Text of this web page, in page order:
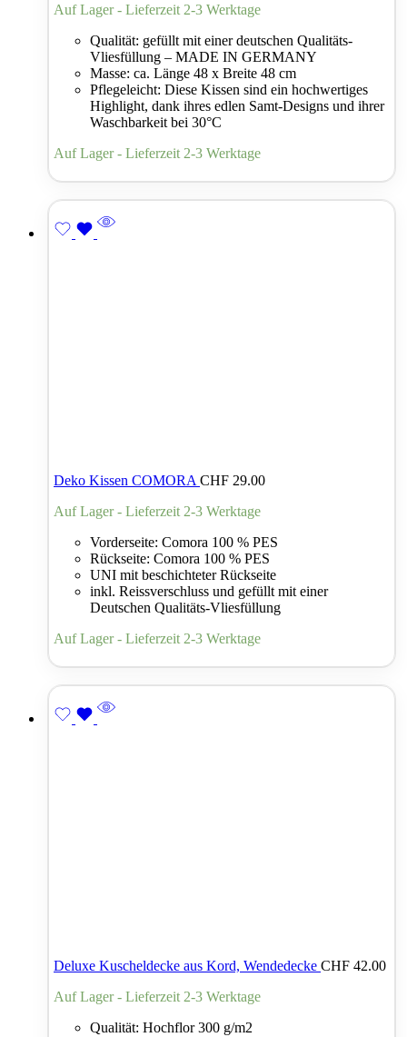
Auf Lager - Lieferzeit 2-3 Werktage
Qualität: gefüllt mit einer deutschen Qualitäts-
Vliesfüllung – MADE IN GERMANY
Masse: ca. Länge 48 x Breite 48 cm
Pflegeleicht: Diese Kissen sind ein hochwertiges
Highlight, dank ihres edlen Samt-Designs und ihrer
Waschbarkeit bei 30°C
Auf Lager - Lieferzeit 2-3 Werktage
Deko Kissen COMORA CHF 29.00
Auf Lager - Lieferzeit 2-3 Werktage
Vorderseite: Comora 100 % PES
Rückseite: Comora 100 % PES
UNI mit beschichteter Rückseite
inkl. Reissverschluss und gefüllt mit einer
Deutschen Qualitäts-Vliesfüllung
Auf Lager - Lieferzeit 2-3 Werktage
Deluxe Kuscheldecke aus Kord, Wendedecke CHF 42.00
Auf Lager - Lieferzeit 2-3 Werktage
Qualität: Hochflor 300 g/m2